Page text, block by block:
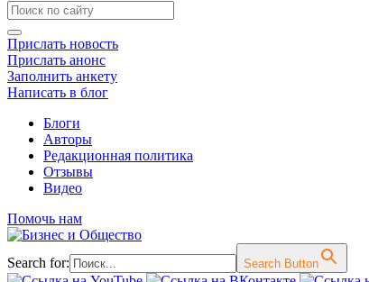
Прислать новость
Прислать анонс
Заполнить анкету
Написать в блог
Блоги
Авторы
Редакционная политика
Отзывы
Видео
Помочь нам
Search for: Search Button